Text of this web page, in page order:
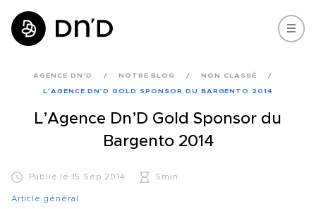
AGENCE DN'D NOTRE BLOG NON CLASSÉ
L’AGENCE DN’D GOLD SPONSOR DU BARGENTO 2014
L’Agence Dn’D Gold Sponsor du
Bargento 2014
Publié le 15 Sep 2014 5min
Article général